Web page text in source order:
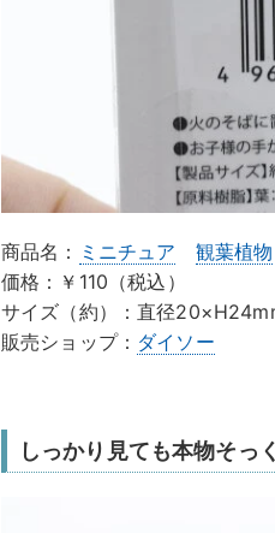
商品名： ミニチュア 観葉植物
価格：￥110（税込）
サイズ（約）：直径
販売ショップ： ダイソー
しっかり見ても本物そっ